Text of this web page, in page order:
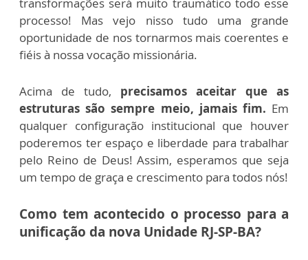
transformações será muito traumático todo esse
processo! Mas vejo nisso tudo uma grande
oportunidade de nos tornarmos mais coerentes e
fiéis à nossa vocação missionária.
Acima de tudo, precisamos aceitar que as
estruturas são sempre meio, jamais fim. Em
qualquer configuração institucional que houver
poderemos ter espaço e liberdade para trabalhar
pelo Reino de Deus! Assim, esperamos que seja
um tempo de graça e crescimento para todos nós!
Como tem acontecido o processo para a
unificação da nova Unidade RJ-SP-BA?